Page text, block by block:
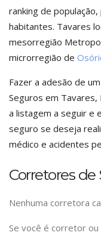
ranking de
habitantes. Tavares
mesorregião
microrregião de
Fazer a adesão de
Seguros em Tavares,
a listagem a seguir e
seguro se deseja
médico e acidentes
Corretores
Nenhuma corretora
Se você é corretor